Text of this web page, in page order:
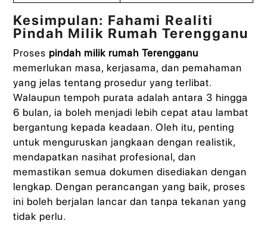
Kesimpulan: Fahami Realiti
Pindah Milik Rumah Terengganu
Proses pindah milik rumah Terengganu
memerlukan masa, kerjasama, dan pemahaman
yang jelas tentang prosedur yang terlibat.
Walaupun tempoh purata adalah antara 3 hingga
6 bulan, ia boleh menjadi lebih cepat atau lambat
bergantung kepada keadaan. Oleh itu, penting
untuk menguruskan jangkaan dengan realistik,
mendapatkan nasihat profesional, dan
memastikan semua dokumen disediakan dengan
lengkap. Dengan perancangan yang baik, proses
ini boleh berjalan lancar dan tanpa tekanan yang
tidak perlu.